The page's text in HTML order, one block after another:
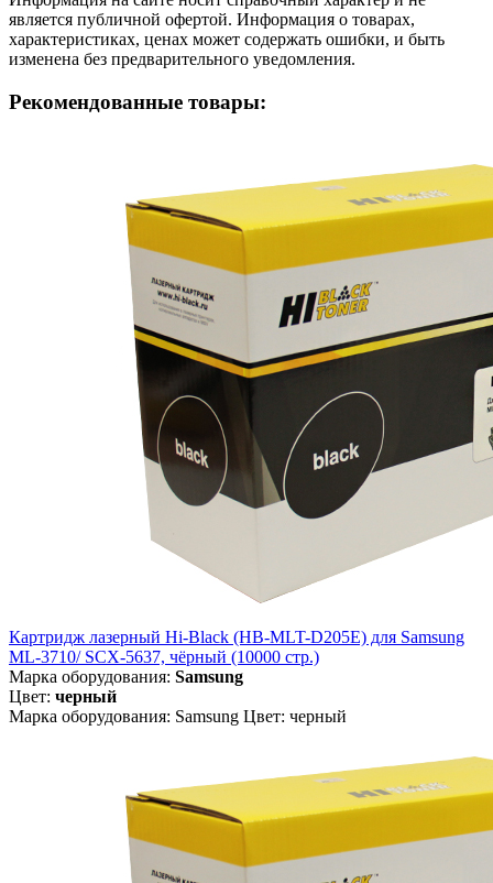
является публичной офертой. Информация о товарах,
характеристиках, ценах может содержать ошибки, и быть
изменена без предварительного уведомления.
Рекомендованные товары:
Картридж лазерный Hi-Black (HB-MLT-D205E) для Samsung
ML-3710/ SCX-5637, чёрный (10000 стр.)
Марка оборудования: Samsung
Цвет: черный
Марка оборудования: Samsung Цвет: черный